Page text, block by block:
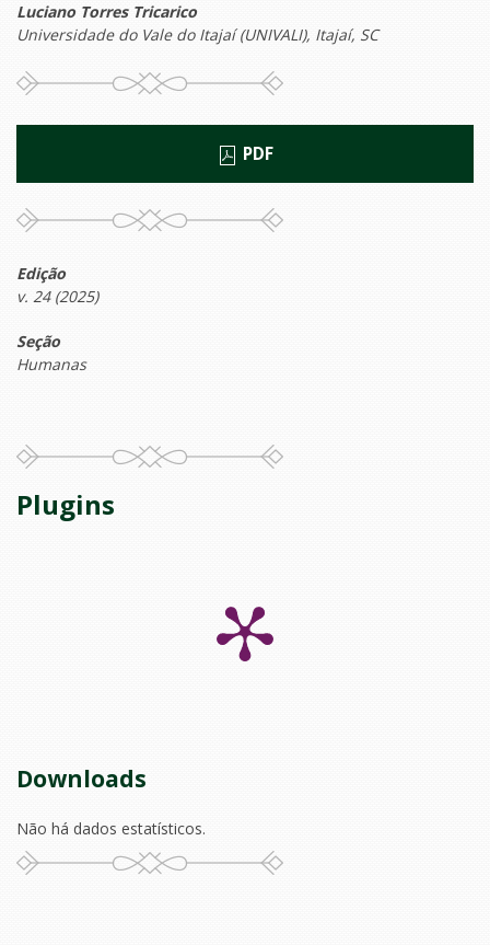
Luciano Torres Tricarico
Universidade do Vale do Itajaí (UNIVALI), Itajaí, SC
PDF
Edição
v. 24 (2025)
Seção
Humanas
Plugins
Downloads
Não há dados estatísticos.